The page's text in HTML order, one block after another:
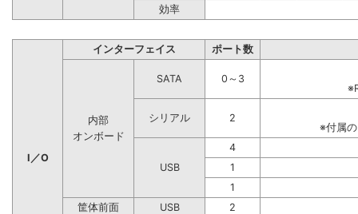
効率
I／O
インターフェイス ポート数
内部
オンボード
SATA
0～3
シリアル
2
※付属
USB
4
1
1
筐体前面
USB 2